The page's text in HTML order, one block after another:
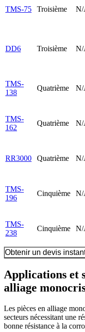
TMS-75 Troisième N/
DD6 Troisième N/
TMS-
138
Quatrième N/
TMS-
162
Quatrième N/
RR3000 Quatrième N/
TMS-
196
Cinquième N/
TMS-
238
Cinquième N/
Obtenir un devis
Applications et
alliage
Les pièces en alliage
secteurs nécessitant une
bonne résistance à la